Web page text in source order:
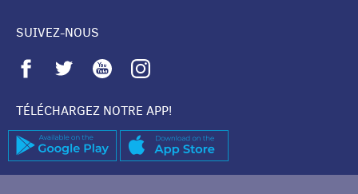
SUIVEZ-NOUS
TÉLÉCHARGEZ NOTRE APP!